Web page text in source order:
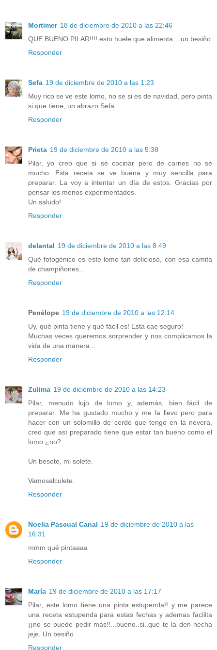
Mortimer 18 de diciembre de 2010 a las 22:46
QUE BUENO PILAR!!!! esto huele que alimenta... un besiño
Responder
Sefa 19 de diciembre de 2010 a las 1:23
Muy rico se ve este lomo, no se si es de navidad, pero pinta
si que tiene, un abrazo.Sefa
Responder
Prieta 19 de diciembre de 2010 a las 5:38
Pilar, yo creo que si sé cocinar pero de carnes no sé
mucho. Esta receta se ve buena y muy sencilla para
preparar. La voy a intentar un día de estos. Gracias por
pensar los menos experimentados.
Un saludo!
Responder
delantal 19 de diciembre de 2010 a las 8:49
Qué fotogénico es este lomo tan delicioso, con esa camita
de champiñones...
Responder
Penélope 19 de diciembre de 2010 a las 12:14
Uy, qué pinta tiene y qué fácil es! Esta cae seguro!
Muchas veces queremos sorprender y nos complicamos la
vida de una manera...
Responder
Zulima 19 de diciembre de 2010 a las 14:23
Pilar, menudo lujo de lomo y, además, bien fácil de
preparar. Me ha gustado mucho y me la llevo pero para
hacer con un solomillo de cerdo que tengo en la nevera,
creo que así preparado tiene que estar tan bueno como el
lomo ¿no?
Un besote, mi solete.
Vamosalculete.
Responder
Noelia Pascual Canal 19 de diciembre de 2010 a las
16:31
mmm qué pintaaaa
Responder
María 19 de diciembre de 2010 a las 17:17
Pilar, este lomo tiene una pinta estupenda!! y me parece
una receta estupenda para estas fechas y ademas facilita
¡¡no se puede pedir más!!...bueno..si..que te la den hecha
jeje. Un besiño
Responder